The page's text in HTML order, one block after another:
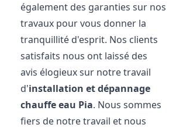
également des garanties sur nos
travaux pour vous donner la
tranquillité d'esprit. Nos clients
satisfaits nous ont laissé des
avis élogieux sur notre travail
d'installation et dépannage
chauffe eau Pia. Nous sommes
fiers de notre travail et nous